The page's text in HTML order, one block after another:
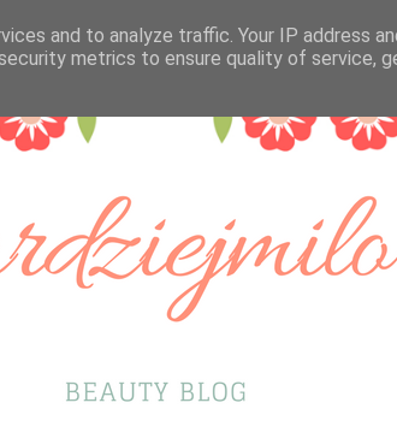
and to analyze traffic. Your IP address
metrics to ensure quality of service,